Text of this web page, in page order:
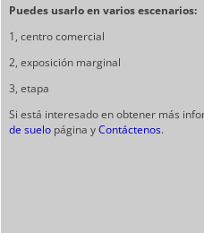
Puedes usarlo en varios escenarios:
1, centro comercial
2, exposición marginal
3, etapa
Si está interesado en obtener más
de suelo página yContáctenos.